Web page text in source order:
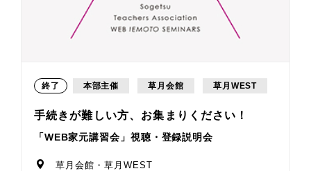
終了 本部主催 草月会館 草月WEST
手続きが難しい方、お集まりください！
「WEB家元講習会」視聴・登録説明会
草月会館・草月WEST